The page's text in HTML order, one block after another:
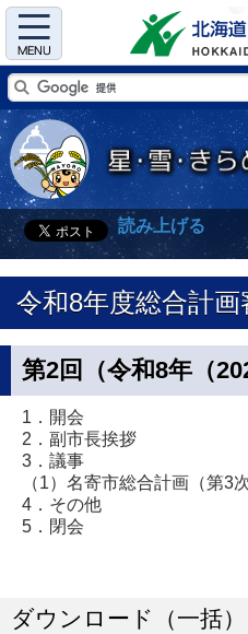
Menu
読み上げる
令和8年度総合計画
第2回（令和8年（
1．開会
2．副市長挨拶
3．議事
（1）名寄市総合計画（第3
4．その他
5．閉会
ダウンロード（一括）